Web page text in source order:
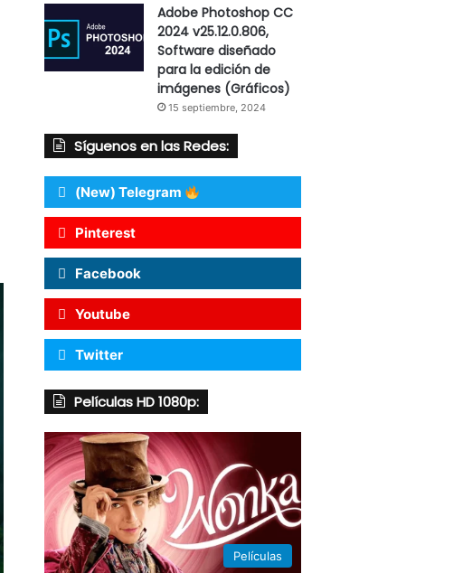
Adobe Photoshop CC
2024 v25.12.0.806,
Software diseñado
para la edición de
imágenes (Gráficos)
15 septiembre, 2024
Síguenos en las Redes:
(New) Telegram
Pinterest
Facebook
Youtube
Twitter
Películas HD 1080p:
Películas